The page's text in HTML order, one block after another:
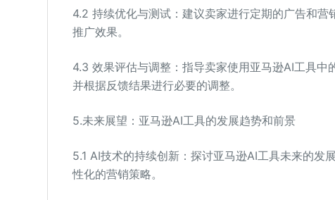
4.2 持续优化与测试：建议卖家进行定期的广告和
推广效果。
4.3 效果评估与调整：指导卖家使用亚马逊AI工具中
并根据反馈结果进行必要的调整。
5.未来展望：亚马逊AI工具的发展趋势和前景
5.1 AI技术的持续创新：探讨亚马逊AI工具未来的发
性化的营销策略。